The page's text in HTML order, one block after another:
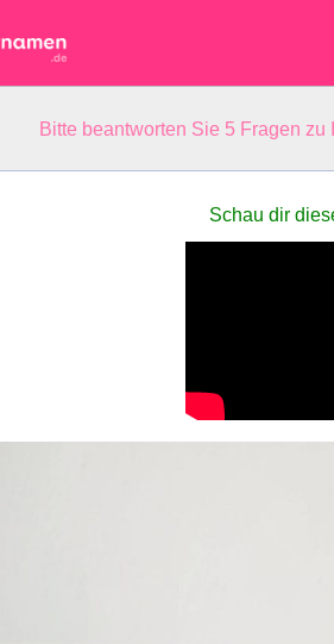
Bitte beantworten Sie 5 Fragen
Schau dir